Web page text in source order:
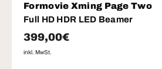
Formovie Xming Page Two
Full HD HDR LED Beamer
Normaler Preis
399,00€
inkl. MwSt.